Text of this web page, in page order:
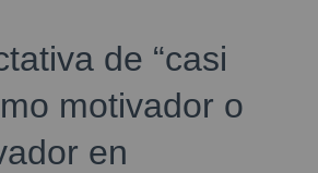
de “casi
motivador o
en